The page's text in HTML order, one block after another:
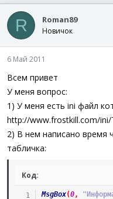
о
р
т
е
ы
н
а
R Roman89
Новичок
6 Май 2011
Всем привет
У меня вопрос:
1) У меня есть ini файл
http://www.frostkill.com/ini/
2) В нем написано время
табличка:
Код:
MsgBox(0,